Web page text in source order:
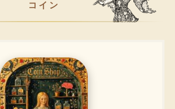
コイン